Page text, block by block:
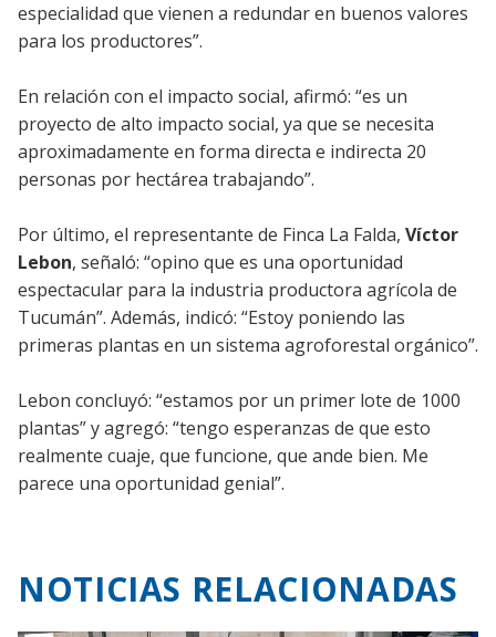
especialidad que vienen a redundar en buenos valores
para los productores”.
En relación con el impacto social, afirmó: “es un
proyecto de alto impacto social, ya que se necesita
aproximadamente en forma directa e indirecta 20
personas por hectárea trabajando”.
Por último, el representante de Finca La Falda, Víctor
Lebon, señaló: “opino que es una oportunidad
espectacular para la industria productora agrícola de
Tucumán”. Además, indicó: “Estoy poniendo las
primeras plantas en un sistema agroforestal orgánico”.
Lebon concluyó: “estamos por un primer lote de 1000
plantas” y agregó: “tengo esperanzas de que esto
realmente cuaje, que funcione, que ande bien. Me
parece una oportunidad genial”.
NOTICIAS RELACIONADAS